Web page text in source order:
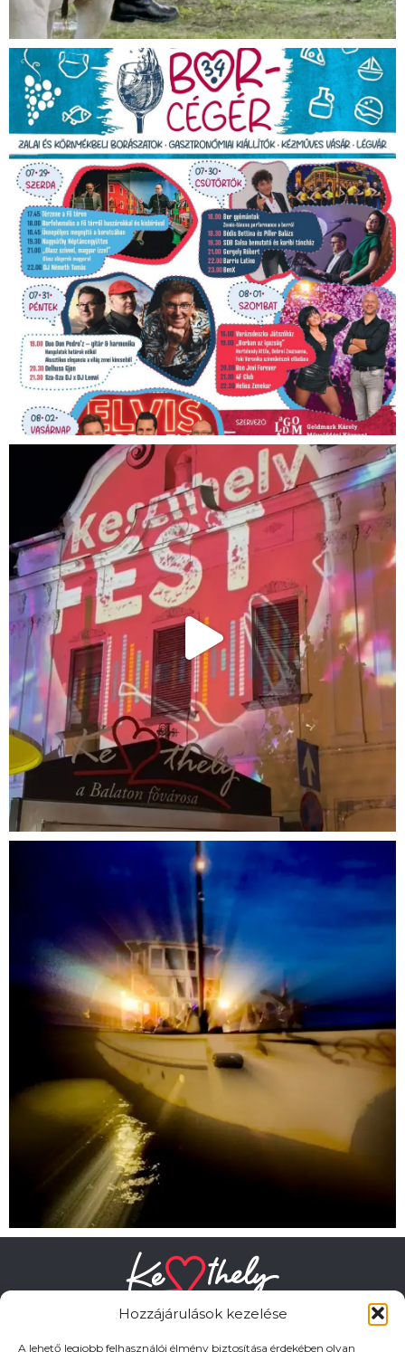
Hozzájárulások kezelése
A lehető legjobb felhasználói élmény biztosítása érdekében olyan